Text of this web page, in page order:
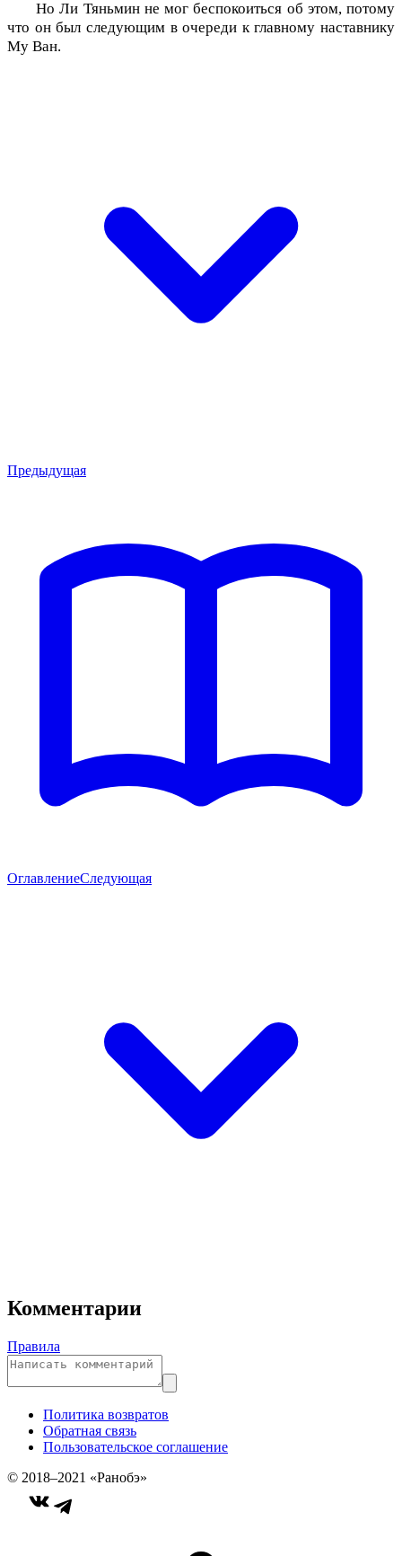
Но Ли Тяньмин не мог беспокоиться об этом, потому
что он был следующим в очереди к главному наставнику
Му Ван.
Предыдущая
ОглавлениеСледующая
Комментарии
Правила
Политика возвратов
Обратная связь
Пользовательское соглашение
© 2018–2021 «Ранобэ»